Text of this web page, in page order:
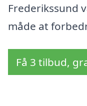
Frederikssund
måde at
Få 3 tilbud,